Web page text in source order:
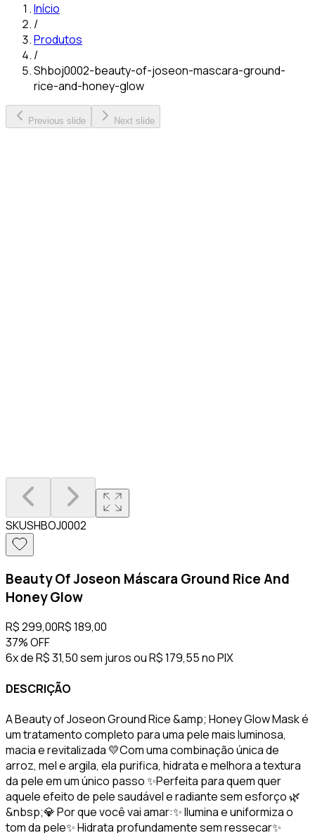
Início
/
Produtos
/
Shboj0002-beauty-of-joseon-mascara-ground-
rice-and-honey-glow
Previous slide Next slide
SKUSHBOJ0002
Beauty Of Joseon Máscara Ground Rice And
Honey Glow
R$ 299,00R$ 189,00
37%OFF
6x de R$ 31,50 sem jurosouR$ 179,55no PIX
DESCRIÇÃO
A Beauty of Joseon Ground Rice &amp; Honey Glow Mask é
um tratamento completo para uma pele mais luminosa,
macia e revitalizada 💛Com uma combinação única de
arroz, mel e argila, ela purifica, hidrata e melhora a textura
da pele em um único passo ✨Perfeita para quem quer
aquele efeito de pele saudável e radiante sem esforço 🌿
&nbsp;💎 Por que você vai amar:✨ Ilumina e uniformiza o
tom da pele✨ Hidrata profundamente sem ressecar✨